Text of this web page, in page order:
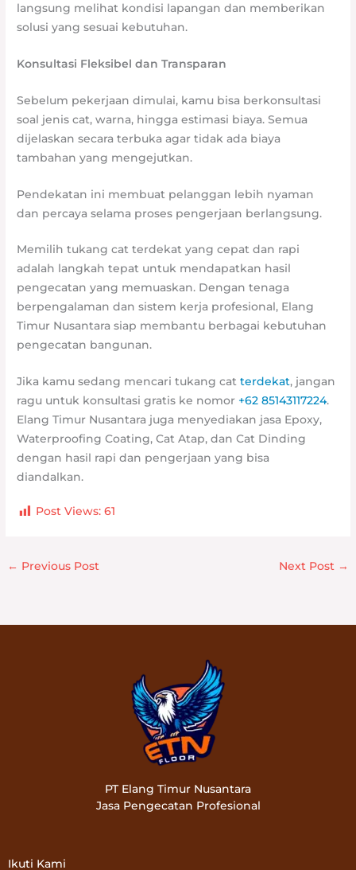
langsung melihat kondisi lapangan dan memberikan
solusi yang sesuai kebutuhan.
Konsultasi Fleksibel dan Transparan
Sebelum pekerjaan dimulai, kamu bisa berkonsultasi
soal jenis cat, warna, hingga estimasi biaya. Semua
dijelaskan secara terbuka agar tidak ada biaya
tambahan yang mengejutkan.
Pendekatan ini membuat pelanggan lebih nyaman
dan percaya selama proses pengerjaan berlangsung.
Memilih tukang cat terdekat yang cepat dan rapi
adalah langkah tepat untuk mendapatkan hasil
pengecatan yang memuaskan. Dengan tenaga
berpengalaman dan sistem kerja profesional, Elang
Timur Nusantara siap membantu berbagai kebutuhan
pengecatan bangunan.
Jika kamu sedang mencari tukang catterdekat, jangan
ragu untuk konsultasi gratis ke nomor +62 85143117224.
Elang Timur Nusantara juga menyediakan jasa Epoxy,
Waterproofing Coating, Cat Atap, dan Cat Dinding
dengan hasil rapi dan pengerjaan yang bisa
diandalkan.
Post Views: 61
← Previous Post Next Post →
PT Elang Timur Nusantara
Jasa Pengecatan Profesional
Ikuti Kami